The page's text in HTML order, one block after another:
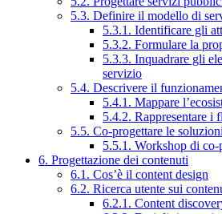
5.3. Definire il modello di
5.3.1. Identificare gli
5.3.2. Formulare la
5.3.3. Inquadrare gli
servizio
5.4. Descrivere il
5.4.1. Mappare
5.4.2. Rappresentare i
5.5. Co-progettare le soluzioni
5.5.1. Workshop di co-
6. Progettazione dei contenuti
6.1. Cos’è il content design
6.2. Ricerca utente sui
6.2.1. Content